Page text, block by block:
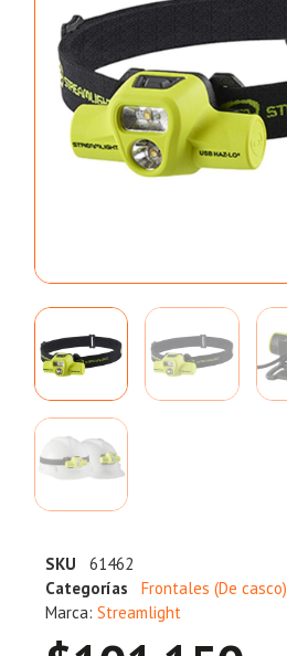
SKU
61462
Categorías
Frontales (De casco)
Marca:Streamlight